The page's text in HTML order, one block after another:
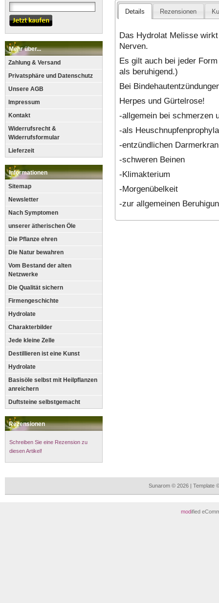
Mehr über...
Zahlung & Versand
Privatsphäre und Datenschutz
Unsere AGB
Impressum
Kontakt
Widerrufsrecht &
Widerrufsformular
Lieferzeit
Informationen
Sitemap
Newsletter
Nach Symptomen
unserer ätherischen Öle
Die Pflanze ehren
Die Natur bewahren
Vom Bestand der alten
Netzwerke
Die Qualität sichern
Firmengeschichte
Hydrolate
Charakterbilder
Jede kleine Zelle
Destillieren ist eine Kunst
Hydrolate
Basisöle selbst mit Heilpflanzen
anreichern
Duftsteine selbstgemacht
Rezensionen
Schreiben Sie eine Rezension zu
diesen Artikel!
Details Rezensionen
Das Hydrolat Melisse
Nerven.
Es gilt auch bei jeder
als beruhigend.)
Bei
Herpes und Gürtelrose!
-allgemein bei schmerzen
-als
-entzündlichen
-schweren Beinen
-Klimakterium
-Morgenübelkeit
-zur allgemeinen
Sunarom © 2026 | Template
modified